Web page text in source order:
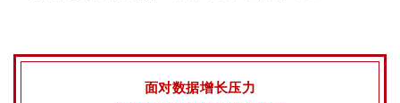
面对数据增长压力